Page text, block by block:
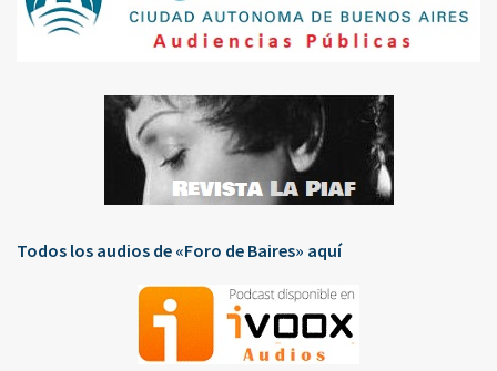
Todos los audios de «Foro de Baires» aquí